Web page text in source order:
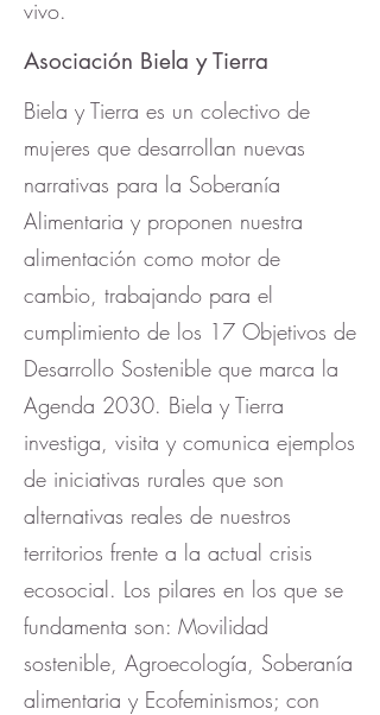
vivo.
Asociación Biela y Tierra
Biela y Tierra es un colectivo de
mujeres que desarrollan nuevas
narrativas para la Soberanía
Alimentaria y proponen nuestra
alimentación como motor de
cambio, trabajando para el
cumplimiento de los 17 Objetivos de
Desarrollo Sostenible que marca la
Agenda 2030. Biela y Tierra
investiga, visita y comunica ejemplos
de iniciativas rurales que son
alternativas reales de nuestros
territorios frente a la actual crisis
ecosocial. Los pilares en los que se
fundamenta son: Movilidad
sostenible, Agroecología, Soberanía
alimentaria y Ecofeminismos; con